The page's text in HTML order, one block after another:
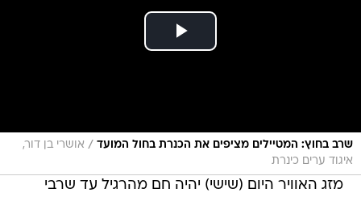
שרב בחוץ: המטיילים מציפים את הכנרת בחול המועד / אושרי בן דור,
איגוד ערים כינרת
מזג האוויר היום (שישי) יהיה חם מהרגיל עד שרבי